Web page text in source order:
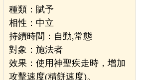
種類：賦予
相性：中立
持續時間： 自動,常態
對象： 施法者
效果：使用神聖疾走時，增加
攻擊速度(精餅速度)。